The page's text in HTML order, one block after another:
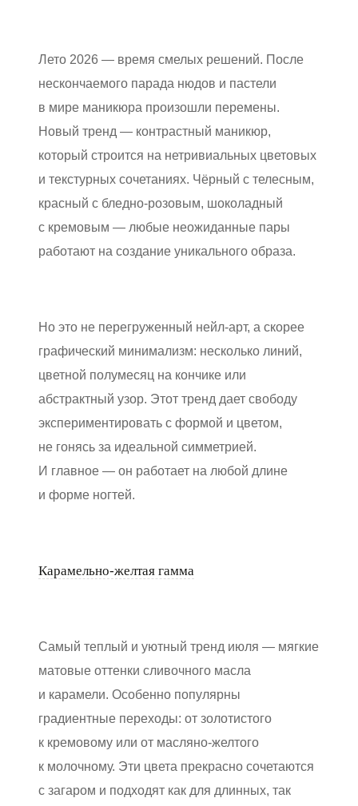
Лето 2026 — время смелых решений. После
нескончаемого парада нюдов и пастели
в мире маникюра произошли перемены.
Новый тренд — контрастный маникюр,
который строится на нетривиальных цветовых
и текстурных сочетаниях. Чёрный с телесным,
красный с бледно-розовым, шоколадный
с кремовым — любые неожиданные пары
работают на создание уникального образа.
Но это не перегруженный нейл-арт, а скорее
графический минимализм: несколько линий,
цветной полумесяц на кончике или
абстрактный узор. Этот тренд дает свободу
экспериментировать с формой и цветом,
не гонясь за идеальной симметрией.
И главное — он работает на любой длине
и форме ногтей.
Карамельно-желтая гамма
Самый теплый и уютный тренд июля — мягкие
матовые оттенки сливочного масла
и карамели. Особенно популярны
градиентные переходы: от золотистого
к кремовому или от масляно-желтого
к молочному. Эти цвета прекрасно сочетаются
с загаром и подходят как для длинных, так